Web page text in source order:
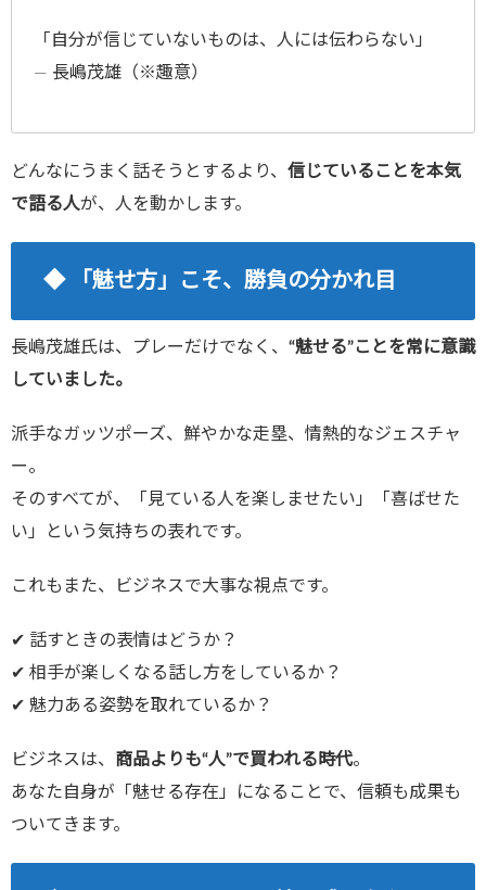
「自分が信じていないものは、人には伝わらない」
― 長嶋茂雄（※趣意）
どんなにうまく話そうとするより、 信じていることを本気
で語る人が、人を動かします。
◆ 「魅せ方」こそ、勝負の分かれ目
長嶋茂雄氏は、プレーだけでなく、 “魅せる”ことを常に意識
していました。
派手なガッツポーズ、鮮やかな走塁、情熱的なジェスチャ
ー。
そのすべてが、「見ている人を楽しませたい」「喜ばせた
い」という気持ちの表れです。
これもまた、ビジネスで大事な視点です。
✔ 話すときの表情はどうか？
✔ 相手が楽しくなる話し方をしているか？
✔ 魅力ある姿勢を取れているか？
ビジネスは、 商品よりも“人”で買われる時代。
あなた自身が「魅せる存在」になることで、信頼も成果も
ついてきます。